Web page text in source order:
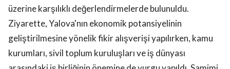
üzerine karşılıklı değerlendirmelerde bulunuldu.
Ziyarette, Yalova'nın ekonomik potansiyelinin
geliştirilmesine yönelik fikir alışverişi yapılırken, kamu
kurumları, sivil toplum kuruluşları ve iş dünyası